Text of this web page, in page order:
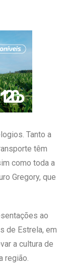
Tanto a
têm
como toda a
Gregory, que
ao
de Estrela, em
a cultura de
região.